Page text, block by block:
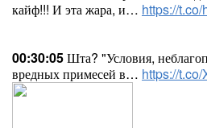
кайф!!! И эта жара, и… https://
00:30:05Шта? "Условия,
вредных примесей в… https://